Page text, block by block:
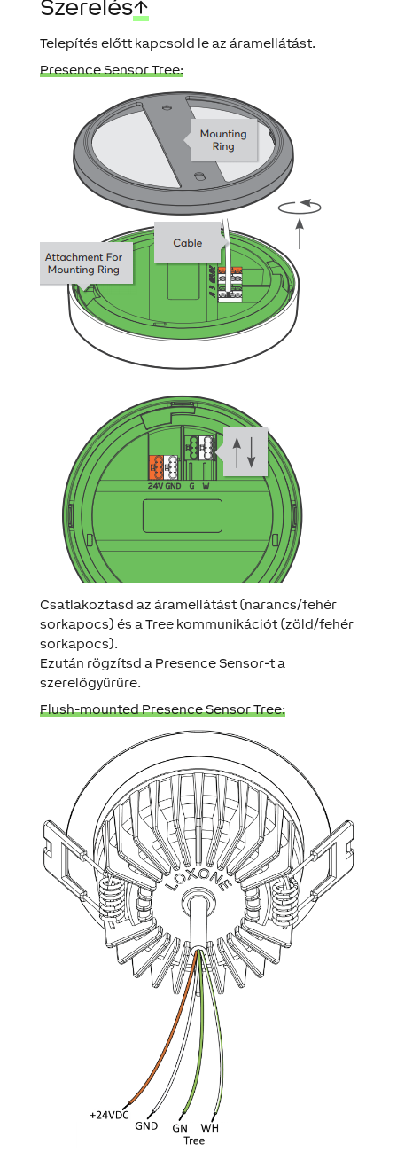
Szerelés↑
Telepítés előtt kapcsold le az áramellátást.
Presence Sensor Tree:
Csatlakoztasd az áramellátást (narancs/fehér
sorkapocs) és a Tree kommunikációt (zöld/fehér
sorkapocs).
Ezután rögzítsd a Presence Sensor-t a
szerelőgyűrűre.
Flush-mounted Presence Sensor Tree: